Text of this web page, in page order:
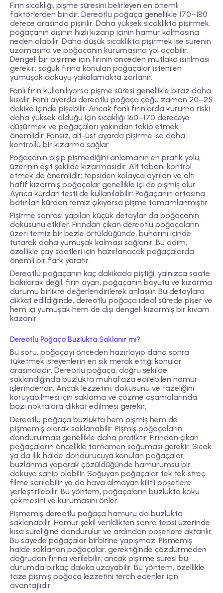
Fırın sıcaklığı, pişme süresini belirleyen en önemli
faktörlerden biridir. Dereotlu poğaça genellikle 170–180
derece arasında pişirilir. Daha yüksek sıcaklıkta pişirmek,
poğaçanın dışının hızlı kızarıp içinin hamur kalmasına
neden olabilir. Daha düşük sıcaklıkta pişirmek ise sürenin
uzamasına ve poğaçanın kurumasına yol açabilir.
Dengeli bir pişirme için fırının önceden mutlaka ısıtılması
gerekir; soğuk fırına konulan poğaçalar istenilen
yumuşak dokuyu yakalamakta zorlanır.
Fanlı fırın kullanılıyorsa pişme süresi genellikle biraz daha
kısalır. Fanlı ayarda dereotlu poğaça çoğu zaman 20–25
dakika içinde pişebilir. Ancak fanlı fırınlarda kuruma riski
daha yüksek olduğu için sıcaklığı 160–170 dereceye
düşürmek ve poğaçaları yakından takip etmek
önemlidir. Fansız, alt-üst ayarda pişirme ise daha
kontrollü bir kızarma sağlar.
Poğaçanın pişip pişmediğini anlamanın en pratik yolu,
üzerinin eşit şekilde kızarmasıdır. Alt tabanı kontrol
etmek de önemlidir; tepsiden kolayca ayrılan ve altı
hafif kızarmış poğaçalar genellikle içi de pişmiş olur.
Ayrıca kürdan testi de kullanılabilir: Poğaçanın ortasına
batırılan kürdan temiz çıkıyorsa pişme tamamlanmıştır.
Pişirme sonrası yapılan küçük detaylar da poğaçanın
dokusunu etkiler. Fırından çıkan dereotlu poğaçaların
üzeri temiz bir bezle örtüldüğünde, buharını içinde
tutarak daha yumuşak kalması sağlanır. Bu adım,
özellikle çay saatleri için hazırlanacak poğaçalarda
önemli bir fark yaratır.
Dereotlu poğaçanın kaç dakikada piştiği, yalnızca saate
bakılarak değil; fırın ayarı, poğaçanın boyutu ve kızarma
durumu birlikte değerlendirilerek anlaşılır. Bu detaylara
dikkat edildiğinde, dereotlu poğaça ideal sürede pişer ve
hem içi yumuşak hem de dışı dengeli kızarmış bir kıvam
kazanır.
Dereotlu Poğaça Buzlukta Saklanır mı?
Bu soru, poğaçayı önceden hazırlayıp daha sonra
tüketmek isteyenlerin en sık merak ettiği konular
arasındadır. Dereotlu poğaça, doğru şekilde
saklandığında buzlukta muhafaza edilebilen hamur
işlerindendir. Ancak lezzetini, dokusunu ve tazeliğini
koruyabilmesi için saklama ve çözme aşamalarında
bazı noktalara dikkat edilmesi gerekir.
Dereotlu poğaça buzlukta hem pişmiş hem de
pişmemiş olarak saklanabilir. Pişmiş poğaçaların
dondurulması genellikle daha pratiktir. Fırından çıkan
poğaçaların öncelikle tamamen soğuması gerekir. Sıcak
ya da ılık halde dondurucuya konulan poğaçalar,
buzlanma yaparak çözüldüğünde hamurumsu bir
dokuya sahip olabilir. Soğuyan poğaçalar tek tek streç
filme sarılabilir ya da hava almayan kilitli poşetlere
yerleştirilebilir. Bu yöntem, poğaçaların buzlukta koku
çekmesini ve kurumasını önler.
Pişmemiş dereotlu poğaça hamuru da buzlukta
saklanabilir. Hamur şekil verildikten sonra tepsi üzerinde
kısa süreliğine dondurulur ve ardından poşetlere aktarılır.
Bu sayede poğaçalar birbirine yapışmaz. Pişmemiş
halde saklanan poğaçalar, gerektiğinde çözdürmeden
doğrudan fırına verilebilir; ancak pişirme süresi bu
durumda birkaç dakika uzayabilir. Bu yöntem, özellikle
taze pişmiş poğaça lezzetini tercih edenler için
avantajlıdır.